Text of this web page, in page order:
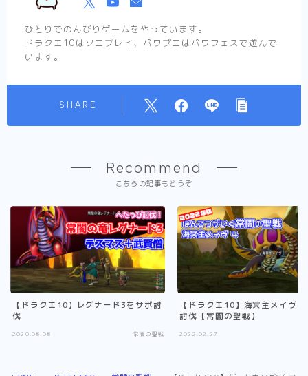
ひとりでのんびりゲームをやっています。
ドラクエ10はソロプレイ、パワプロはパワフェスで遊んで
います。
SHARE
Recommend
こちらの記事もどうぞ
【ドラクエ10】レグナード3をサポ討
伐
2020.08.08 常闇の聖戦
【ドラクエ10】海冥主メイヴ4
討伐【常闇の聖戦】
2022.02.27